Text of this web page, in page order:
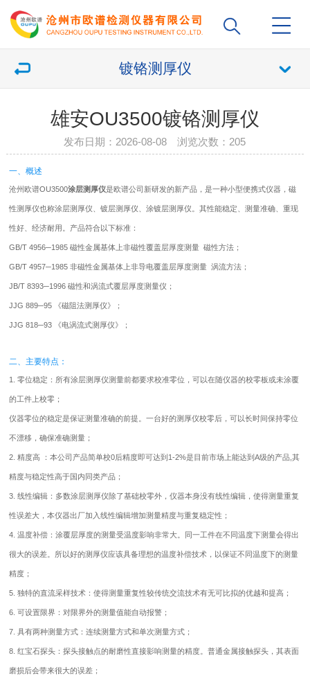
镀铬测厚仪
雄安OU3500镀铬测厚仪
发布日期：2026-08-08 浏览次数： 205
一、概述
沧州欧谱OU3500涂层测厚仪是欧谱公司新研发的新产品，是一种小型便携式仪器，磁
性测厚仪也称涂层测厚仪、镀层测厚仪、涂镀层测厚仪。其性能稳定、测量准确、重现
性好、经济耐用。产品符合以下标准：
GB/T 4956─1985 磁性金属基体上非磁性覆盖层厚度测量 磁性方法；
GB/T 4957─1985 非磁性金属基体上非导电覆盖层厚度测量 涡流方法；
JB/T 8393─1996 磁性和涡流式覆层厚度测量仪；
JJG 889─95 《磁阻法测厚仪》；
JJG 818─93 《电涡流式测厚仪》；
二、主要特点：
1. 零位稳定：所有涂层测厚仪测量前都要求校准零位，可以在随仪器的校零板或未涂覆
的工件上校零；
仪器零位的稳定是保证测量准确的前提。一台好的测厚仪校零后，可以长时间保持零位
不漂移，确保准确测量；
2. 精度高 ：本公司产品简单校0后精度即可达到1-2%是目前市场上能达到A级的产品,其
精度与稳定性高于国内同类产品；
3. 线性编辑：多数涂层测厚仪除了基础校零外，仪器本身没有线性编辑，使得测量重复
性误差大，本仪器出厂加入线性编辑增加测量精度与重复稳定性；
4. 温度补偿：涂覆层厚度的测量受温度影响非常大。同一工件在不同温度下测量会得出
很大的误差。所以好的测厚仪应该具备理想的温度补偿技术，以保证不同温度下的测量
精度；
5. 独特的直流采样技术：使得测量重复性较传统交流技术有无可比拟的优越和提高；
6. 可设置限界：对限界外的测量值能自动报警；
7. 具有两种测量方式：连续测量方式和单次测量方式；
8. 红宝石探头：探头接触点的耐磨性直接影响测量的精度。普通金属接触探头，其表面
磨损后会带来很大的误差；